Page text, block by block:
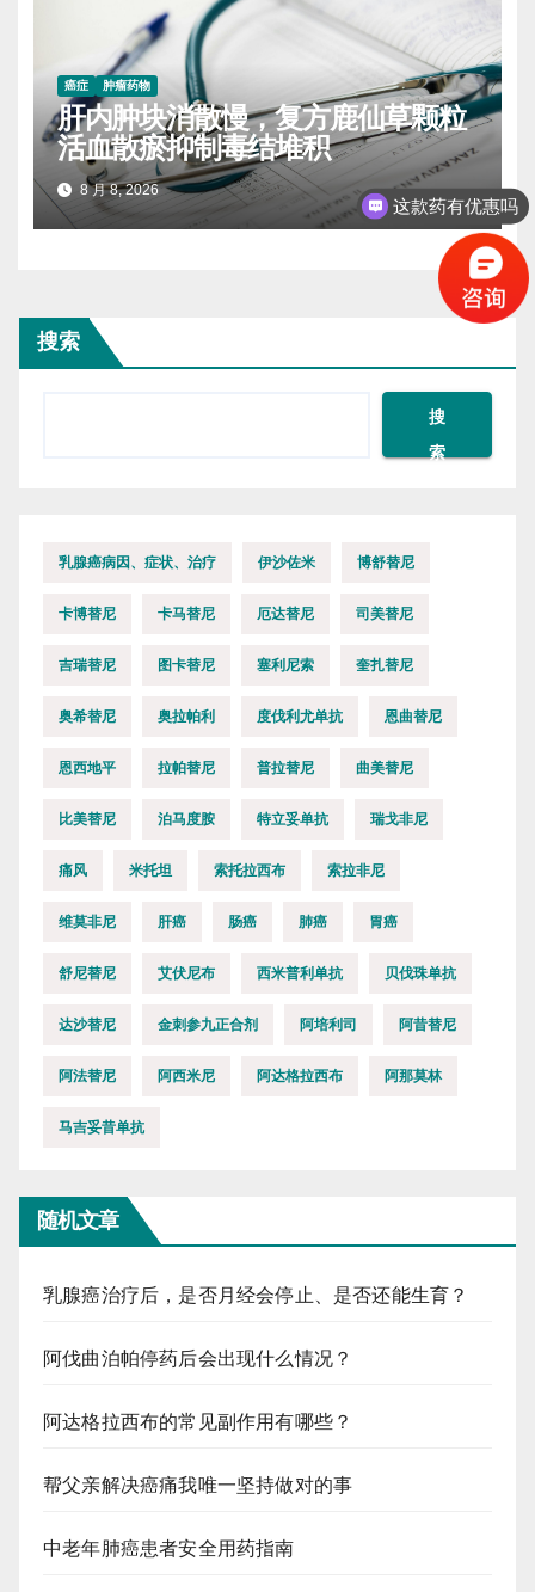
癌症 肿瘤药物
肝内肿块消散慢，复方鹿仙草颗粒
活血散瘀抑制毒结堆积
8 月 8, 2026
搜索
搜
索
乳腺癌病因、症状、治疗 伊沙佐米 博舒替尼
卡博替尼 卡马替尼 厄达替尼 司美替尼
吉瑞替尼 图卡替尼 塞利尼索 奎扎替尼
奥希替尼 奥拉帕利 度伐利尤单抗 恩曲替尼
恩西地平 拉帕替尼 普拉替尼 曲美替尼
比美替尼 泊马度胺 特立妥单抗 瑞戈非尼
痛风 米托坦 索托拉西布 索拉非尼
维莫非尼 肝癌 肠癌 肺癌 胃癌
舒尼替尼 艾伏尼布 西米普利单抗 贝伐珠单抗
达沙替尼 金刺参九正合剂 阿培利司 阿昔替尼
阿法替尼 阿西米尼 阿达格拉西布 阿那莫林
马吉妥昔单抗
随机文章
乳腺癌治疗后，是否月经会停止、是否还能生育？
阿伐曲泊帕停药后会出现什么情况？
阿达格拉西布的常见副作用有哪些？
帮父亲解决癌痛我唯一坚持做对的事
中老年肺癌患者安全用药指南
这款药有优惠吗